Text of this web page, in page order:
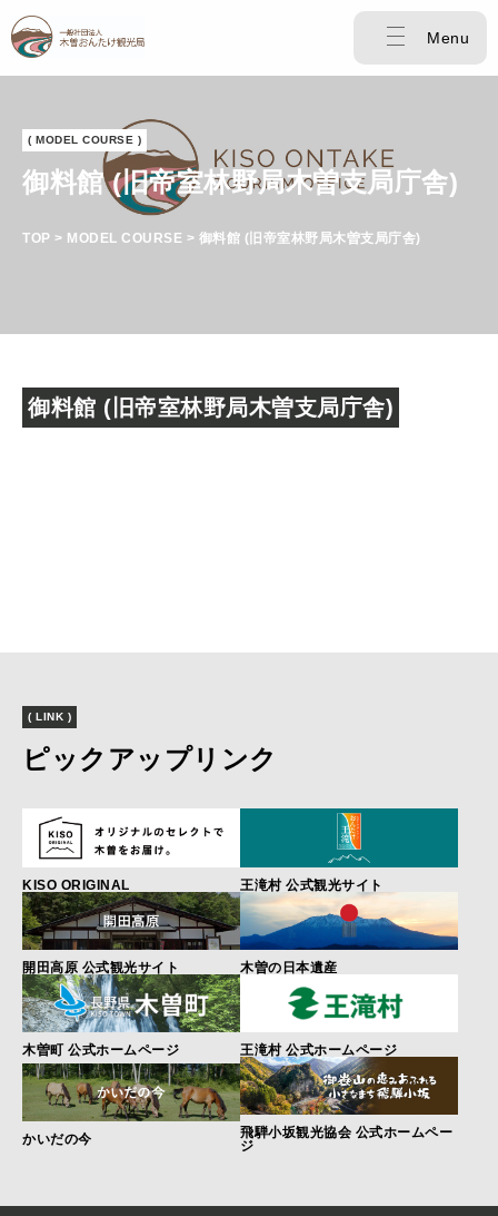
Menu
( MODEL COURSE )
御料館 (旧帝室林野局木曽支局庁舎)
TOP > MODEL COURSE > 御料館 (旧帝室林野局木曽支局庁舎)
御料館 (旧帝室林野局木曽支局庁舎)
( LINK )
ピックアップリンク
KISO ORIGINAL 王滝村 公式観光サイト
開田高原 公式観光サイト 木曽の日本遺産
木曽町 公式ホームページ 王滝村 公式ホームページ
かいだの今
飛騨小坂観光協会 公式ホームペー
ジ